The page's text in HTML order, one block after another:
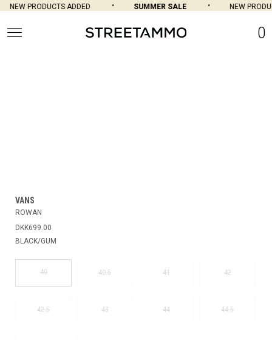
NEW PRODUCTS ADDED SUMMER SALE NEW
0
VANS
ROWAN
DKK699.00
BLACK/GUM
40 40.5 41 42
42.5 43 44 44.5